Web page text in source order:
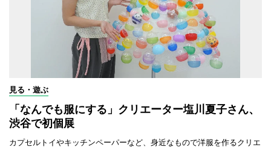
見る・遊ぶ
「なんでも服にする」クリエーター塩川夏子さん、
渋谷で初個展
カプセルトイやキッチンペーパーなど、身近なもので洋服を作るクリエ